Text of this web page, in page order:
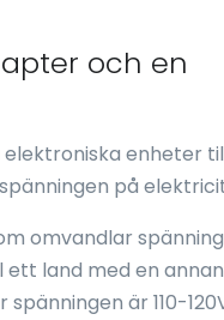
och en
enheter
på
omvandlar
land med en
är 110-